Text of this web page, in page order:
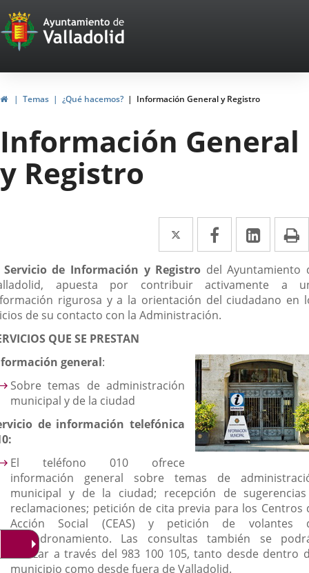
Portal
Web
del
Ayuntamiento
de
Valladolid
InicioTemas ¿Qué hacemos? Información General y Registro
Información General
y Registro
Twitter
Enlace
a
una
aplicación
externa.
Facebook
Enlace
a
una
aplicación
externa.
Enlace
a
una
Servicio de Información y Registro del Ayuntamiento
apuesta por contribuir activamente a
rigurosa y a la orientación del ciudadano en
de su contacto con la Administración.
QUE SE PRESTAN
general:
Sobre temas de administración
municipal y de la ciudad
de información telefónica
El teléfono 010 ofrece
información general sobre temas de
municipal y de la ciudad; recepción de
reclamaciones; petición de cita previa para los Centros
Acción Social (CEAS) y petición de volantes
empadronamiento. Las consultas también se
realizar a través del 983 100 105, tanto desde dentro
municipio como desde fuera de Valladolid.